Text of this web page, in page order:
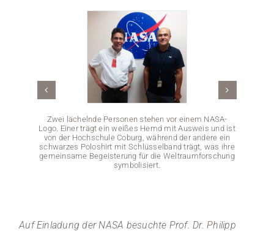
Stellenangebote
News
Veranstaltungen
Zwei lächelnde Personen stehen vor einem NASA-
Logo. Einer trägt ein weißes Hemd mit Ausweis und ist
von der Hochschule Coburg, während der andere ein
schwarzes Poloshirt mit Schlüsselband trägt, was ihre
gemeinsame Begeisterung für die Weltraumforschung
symbolisiert.
Auf Einladung der NASA besuchte Prof. Dr. Philipp